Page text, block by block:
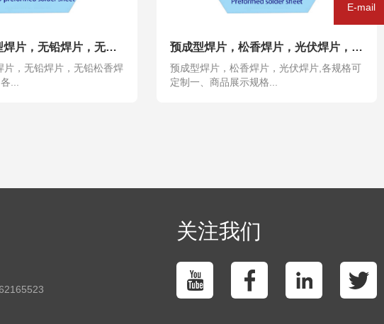
SN99.9预成型焊片，无铅焊片，无铅松香焊片，含银焊片，各规格可定制
片，无铅焊片，无铅松香焊
...
预成型焊片，松香焊片，光伏焊片，63预成型焊片，松香焊片，光伏焊片
预成型焊片，松香焊片，光伏焊片,各规格可
定制一、商品展示规格...
关注我们
E-mail